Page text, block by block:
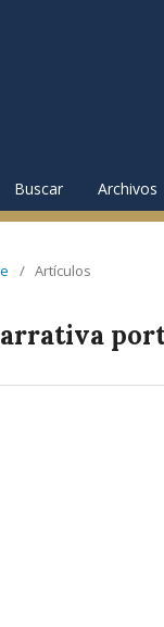
Buscar Archivos
/ Artículos